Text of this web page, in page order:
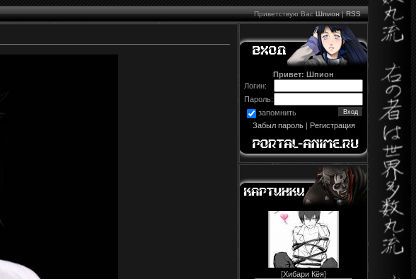
Приветствую Вас Шпион|RSS
Привет: Шпион
Логин:
Пароль:
запомнить
Забыл пароль| Регистрация
[Хибари Кёя]